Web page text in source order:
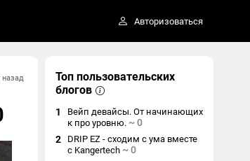
Авторизоваться
назад
Топ пользовательских
блогов
1
Вейп девайсы. От начинающих
к про уровню. ~0
2
DRIP EZ - сходим с ума вместе
с Kangertech ~0